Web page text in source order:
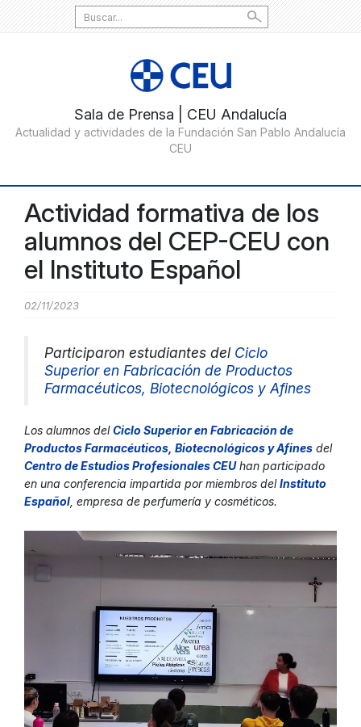
Search
for:
Actividad formativa de los
alumnos del CEP-CEU con
el Instituto Español
02/11/2023
Participaron estudiantes del Ciclo
Superior en Fabricación de Productos
Farmacéuticos, Biotecnológicos y Afines
Los alumnos delCiclo Superior en Fabricación de
Productos Farmacéuticos, Biotecnológicos y Afines del
Centro de Estudios Profesionales CEUhan participado
en una conferencia impartida por miembros delInstituto
Español , empresa de perfumería y cosméticos.